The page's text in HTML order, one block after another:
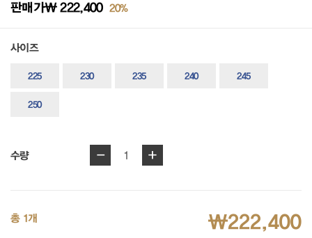
판매가₩ 222,400 20%
사이즈
225 230 235 240 245
250
수량 - 1 +
총 1개 ₩222,400